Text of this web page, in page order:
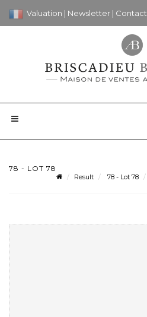
Valuation | Newsletter | Contact
78 - LOT 78
Result 78 - Lot 78